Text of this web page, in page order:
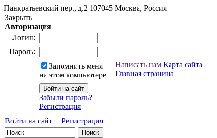
Панкратьевский пер., д.2 107045 Москва, Россия
Закрыть
Авторизация
Логин:
Пароль:
Запомнить меня
на этом компьютере
Забыли пароль?
Регистрация
Войти на сайт | Регистрация
Написать нам Карта сайта
Главная страница